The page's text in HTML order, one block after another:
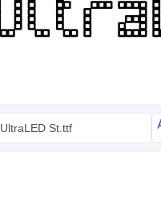
UltraLED St.ttf